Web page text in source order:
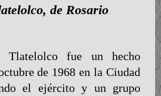
de Rosario
Tlatelolco fue un hecho
de 1968 en la Ciudad
el ejército y un grupo